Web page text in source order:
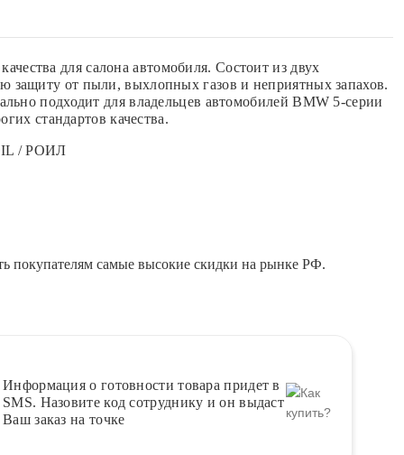
для салона автомобиля. Состоит из двух
защиту от пыли, выхлопных газов и неприятных запахов.
подходит для владельцев автомобилей BMW 5-серии
стандартов качества.
/ РОИЛ
покупателям самые высокие скидки на рынке РФ.
Информация о готовности товара придет в
SMS. Назовите код сотруднику и он выдаст
Ваш заказ на точке